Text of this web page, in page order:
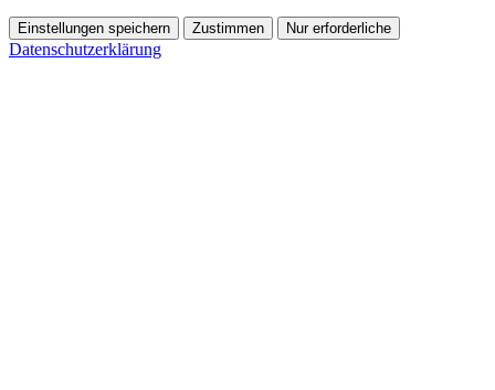
Einstellungen speichern Zustimmen Nur erforderliche
Datenschutzerklärung